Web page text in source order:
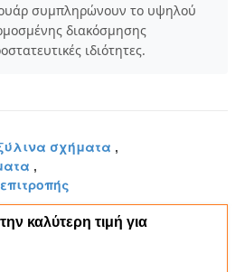
συμπληρώνουν το υψηλού
διακόσμησης
ιδιότητες.
σχήματα ,
,
καλύτερη τιμή για